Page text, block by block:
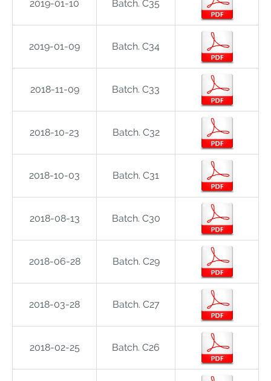
2019-01-10 Batch. C35
2019-01-09 Batch. C34
2018-11-09 Batch. C33
2018-10-23 Batch. C32
2018-10-03 Batch. C31
2018-08-13 Batch. C30
2018-06-28 Batch. C29
2018-03-28 Batch. C27
2018-02-25 Batch. C26